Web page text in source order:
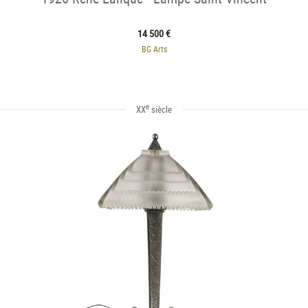
14 500 €
BG Arts
XXe siècle